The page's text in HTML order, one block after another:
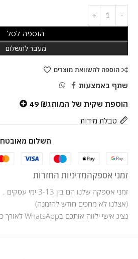
הוספה לסל
מעבר לתשלום
הוספה להשוואת מוצרים
שתף באמצעות
הוספת שקית של המותג 49 ₪
טבלת מידות
תשלום מאובטח
זמני אספקהמדיניות החזרות
זמני אספקה שלנו הם בין 3-13 ימי עסקים .
(אצלנו לא מחכים חודש להזמנה)
נציג אישי ילווה אותכם בWhatsApp לאורך כל מהלך ההזמנה .